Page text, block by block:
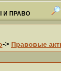
И ПРАВО
-> Правовые